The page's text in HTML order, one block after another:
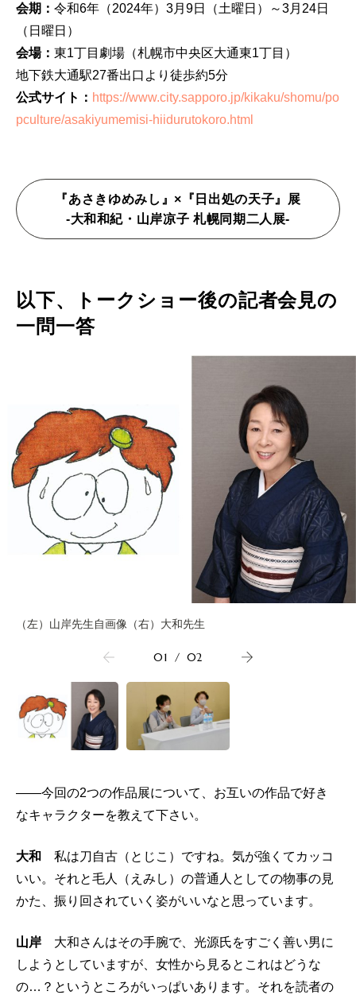
会期： 令和6年（2024年）3月9日（土曜日）～3月24日
（日曜日）
会場： 東1丁目劇場（札幌市中央区大通東1丁目）
地下鉄大通駅27番出口より徒歩約5分
公式サイト： https://www.city.sapporo.jp/kikaku/shomu/po
pculture/asakiyumemisi-hiidurutokoro.html
『あさきゆめみし』×『日出処の天子』展
-大和和紀・山岸凉子 札幌同期二人展-
以下、トークショー後の記者会見の
一問一答
（左）山岸先生自画像（右）大和先生
01 / 02
――今回の2つの作品展について、お互いの作品で好き
なキャラクターを教えて下さい。
大和
私は刀自古（とじこ）ですね。気が強くてカッコ
いい。それと毛人（えみし）の普通人としての物事の見
かた、振り回されていく姿がいいなと思っています。
山岸 大和さんはその手腕で、光源氏をすごく善い男に
しようとしていますが、女性から見るとこれはどうな
の…？というところがいっぱいあります。それを読者の